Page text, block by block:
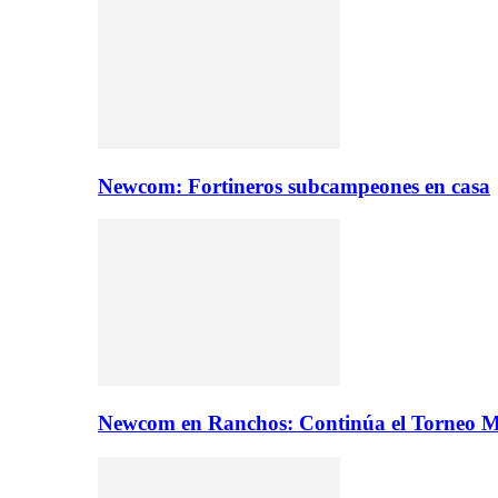
Newcom: Fortineros subcampeones en casa
Newcom en Ranchos: Continúa el Torneo